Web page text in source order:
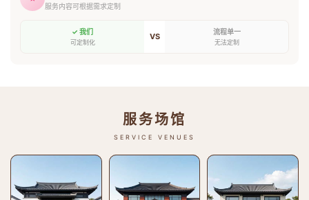
服务内容可根据需求定制
✓ 我们
可定制化
VS 流程单一
无法定制
服务场馆
SERVICE VENUES